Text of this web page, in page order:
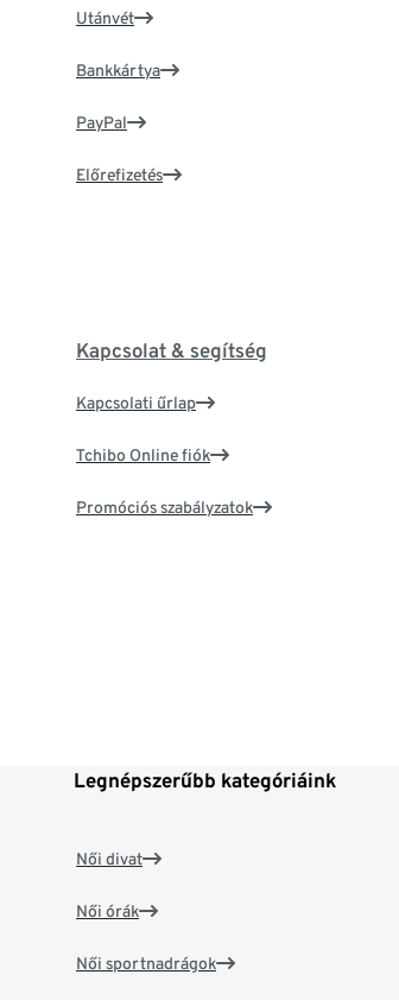
Utánvét
Bankkártya
PayPal
Előrefizetés
Kapcsolat & segítség
Kapcsolati űrlap
Tchibo Online fiók
Promóciós szabályzatok
Legnépszerűbb kategóriáink
Női divat
Női órák
Női sportnadrágok